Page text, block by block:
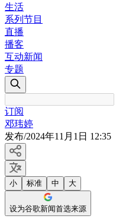
生活
系列节目
直播
播客
互动新闻
专题
订阅
邓玮婷
发布/2024年11月1日 12:35
小 标准 中 大
设为谷歌新闻首选来源